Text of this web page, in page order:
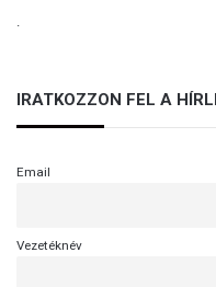
.
IRATKOZZON FEL A
Email
Vezetéknév